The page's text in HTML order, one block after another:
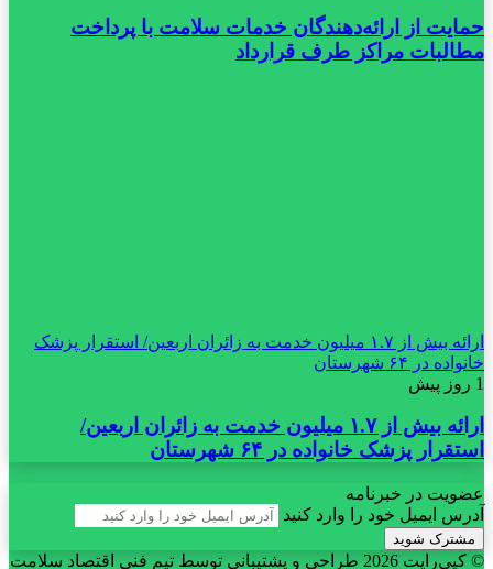
حمایت از ارائه‌دهندگان خدمات سلامت با پرداخت
مطالبات مراکز طرف قرارداد
ارائه بیش از ۱.۷ میلیون خدمت به زائران اربعین/ استقرار پزشک
خانواده در ۶۴ شهرستان
1 روز پیش
ارائه بیش از ۱.۷ میلیون خدمت به زائران اربعین/
استقرار پزشک خانواده در ۶۴ شهرستان
عضویت در خبرنامه
آدرس ایمیل خود را وارد کنید
© کپی‌رایت 2026 طراحی و پشتیبانی توسط تیم فنی اقتصاد سلامت